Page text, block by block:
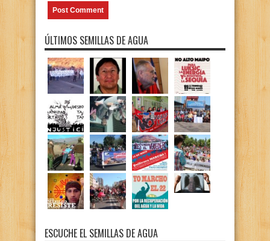
ÚLTIMOS SEMILLAS DE AGUA
ESCUCHE EL SEMILLAS DE AGUA